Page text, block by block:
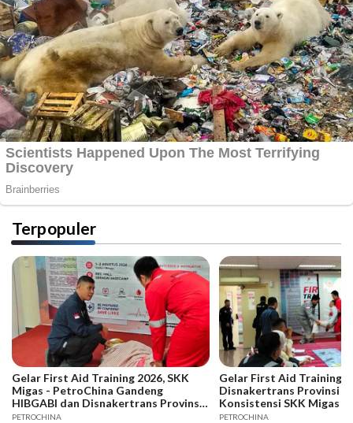
Terpopuler
Gelar First Aid Training 2026, SKK
Migas - PetroChina Gandeng
HIBGABI dan Disnakertrans Provinsi
Jambi
PETROCHINA
Gelar First Aid Training
Disnakertrans Provinsi
Konsistensi SKK Migas -
PETROCHINA